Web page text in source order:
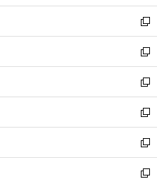
ウ
で
開
く
ン
ド
ウ
で
開
く
ウ
ィ
ン
ド
ウ
で
開
く
し
い
ウ
ィ
ン
ド
ウ
で
開
く
新
し
い
ウ
ィ
ン
ド
ウ
で
開
く
新
し
い
ウ
ィ
ン
ド
ウ
で
新
し
い
ウ
ィ
ン
ド
新
し
い
ウ
ィ
新
し
い
新